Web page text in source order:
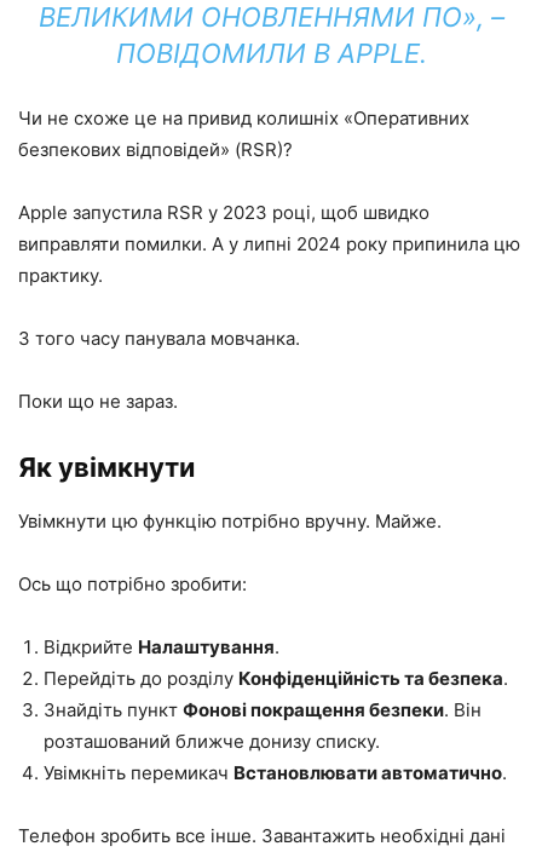
ВЕЛИКИМИ ОНОВЛЕННЯМИ ПО», –
ПОВІДОМИЛИ В APPLE.
Чи не схоже це на привид колишніх «Оперативних
безпекових відповідей» (RSR)?
Apple запустила RSR у 2023 році, щоб швидко
виправляти помилки. А у липні 2024 року припинила цю
практику.
З того часу панувала мовчанка.
Поки що не зараз.
Як увімкнути
Увімкнути цю функцію потрібно вручну. Майже.
Ось що потрібно зробити:
Відкрийте Налаштування.
Перейдіть до розділу Конфіденційність та безпека.
Знайдіть пункт Фонові покращення безпеки. Він
розташований ближче донизу списку.
Увімкніть перемикач Встановлювати автоматично.
Телефон зробить все інше. Завантажить необхідні дані